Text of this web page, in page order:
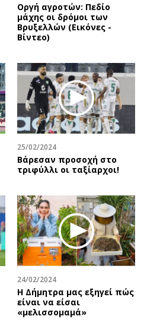
Οργή αγροτών: Πεδίο
μάχης οι δρόμοι των
Βρυξελλών (Εικόνες -
Βίντεο)
25/02/2024
Βάρεσαν προσοχή στο
τριφύλλι οι ταξίαρχοι!
24/02/2024
H Δήμητρα μας εξηγεί πώς
είναι να είσαι
«μελισσομαμά»